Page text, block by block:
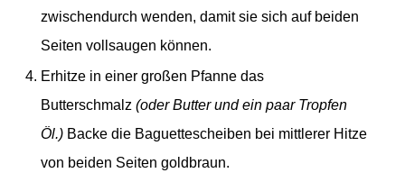
zwischendurch wenden, damit sie sich auf beiden
Seiten vollsaugen können.
Erhitze in einer großen Pfanne das
Butterschmalz (oder Butter und ein paar Tropfen
Öl.) Backe die Baguettescheiben bei mittlerer Hitze
von beiden Seiten goldbraun.